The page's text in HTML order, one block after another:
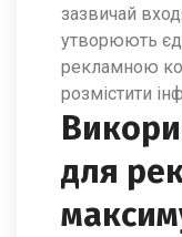
зазвичай
утворюють
рекламною
розмістити
для